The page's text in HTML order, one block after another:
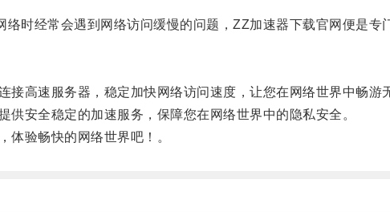
经常会遇到网络访问缓慢的问题，ZZ加速器下载官网便是专
高速服务器，稳定加快网络访问速度，让您在网络世界中畅游
安全稳定的加速服务，保障您在网络世界中的隐私安全。
验畅快的网络世界吧！。